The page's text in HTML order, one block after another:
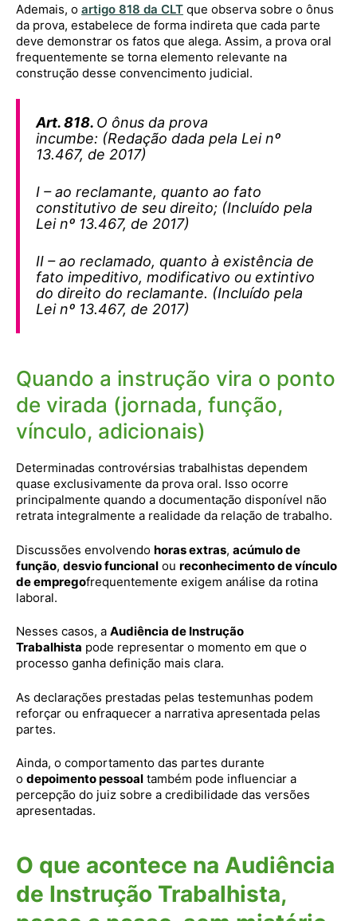
Ademais, o artigo 818 da CLT que observa sobre o ônus
da prova, estabelece de forma indireta que cada parte
deve demonstrar os fatos que alega. Assim, a prova oral
frequentemente se torna elemento relevante na
construção desse convencimento judicial.
Art. 818. O ônus da prova
incumbe: (Redação dada pela Lei nº
13.467, de 2017)
I – ao reclamante, quanto ao fato
constitutivo de seu direito; (Incluído pela
Lei nº 13.467, de 2017)
II – ao reclamado, quanto à existência de
fato impeditivo, modificativo ou extintivo
do direito do reclamante. (Incluído pela
Lei nº 13.467, de 2017)
Quando a instrução vira o ponto
de virada (jornada, função,
vínculo, adicionais)
Determinadas controvérsias trabalhistas dependem
quase exclusivamente da prova oral. Isso ocorre
principalmente quando a documentação disponível não
retrata integralmente a realidade da relação de trabalho.
Discussões envolvendo horas extras, acúmulo de
função, desvio funcional ou reconhecimento de vínculo
de empregofrequentemente exigem análise da rotina
laboral.
Nesses casos, a Audiência de Instrução
Trabalhista pode representar o momento em que o
processo ganha definição mais clara.
As declarações prestadas pelas testemunhas podem
reforçar ou enfraquecer a narrativa apresentada pelas
partes.
Ainda, o comportamento das partes durante
o depoimento pessoal também pode influenciar a
percepção do juiz sobre a credibilidade das versões
apresentadas.
O que acontece na Audiência
de Instrução Trabalhista,